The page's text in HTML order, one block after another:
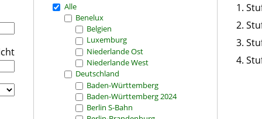
Alle
Benelux
Belgien
Luxemburg
Niederlande Ost
Niederlande West
Deutschland
Baden-Württemberg
Baden-Württemberg 2024
Berlin S-Bahn
1.
2.
3.
4.